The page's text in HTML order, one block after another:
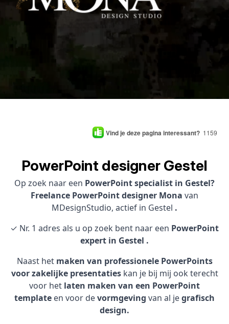
Vind je deze pagina interessant? 1159
PowerPoint designer Gestel
Op zoek naar een PowerPoint specialist in Gestel?
Freelance PowerPoint designer Mona van
MDesignStudio, actief in Gestel .
✓ Nr. 1 adres als u op zoek bent naar een PowerPoint
expert in Gestel .
Naast het maken van professionele PowerPoints
voor zakelijke presentatieskan je bij mij ook terecht
voor het laten maken van een PowerPoint
template en voor devormgeving van al jegrafisch
design.